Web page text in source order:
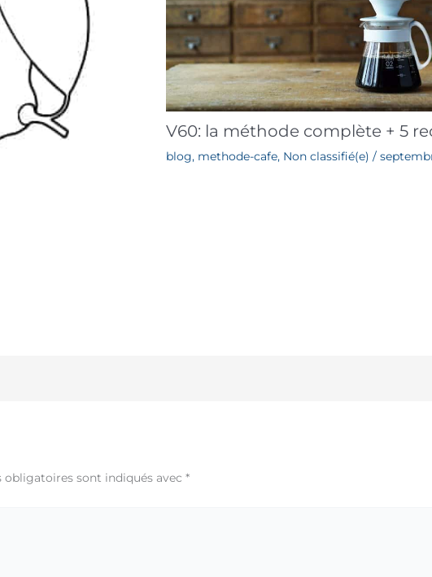
V60: la méthode complète + 5
blog, methode-cafe, Non classifié(e) /
obligatoires sont indiqués avec *